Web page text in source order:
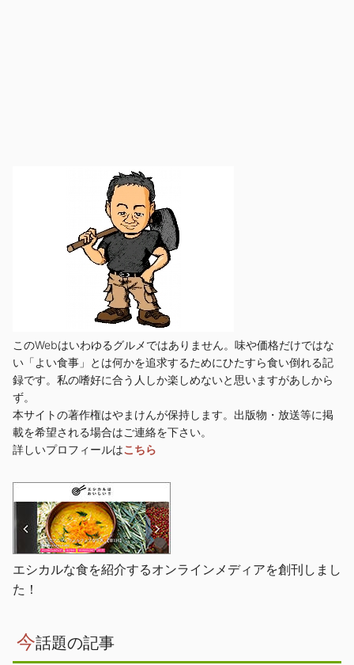
このWebはいわゆるグルメではありません。味や価格だけではな
い「よい食事」とは何かを追求するためにひたすら食い倒れる記
録です。私の嗜好に合う人しか楽しめないと思いますがあしから
ず。
本サイトの著作権はやまけんが保持します。出版物・放送等に掲
載を希望される場合はご連絡を下さい。
詳しいプロフィールはこちら
エシカルな食を紹介するオンラインメディアを創刊しまし
た！
今話題の記事